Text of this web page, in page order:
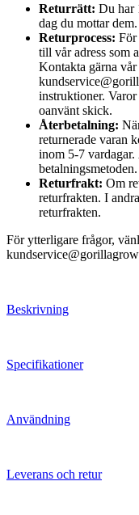
Returrätt: Du har
dag du mottar dem.
Returprocess: För
till vår adress som
Kontakta gärna
instruktioner.
oanvänt skick.
Återbetalning:
returnerade varan
inom 5-7
betalningsmetoden.
Returfrakt: Om
returfrakten. I
returfrakten.
För ytterligare frågor,
Beskrivning
Specifikationer
Användning
Leverans och retur